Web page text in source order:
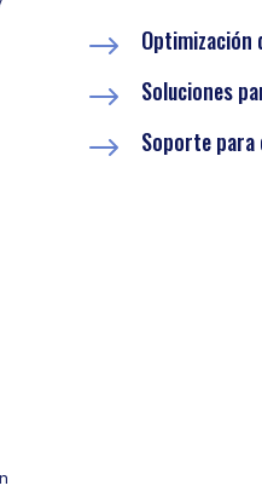
$ Optimización
$ Soluciones
$ Soporte